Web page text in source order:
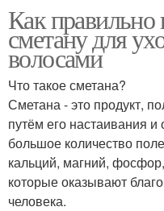
Как правильно
сметану для
волосами
Что такое сметана?
Сметана - это продукт,
путём его настаивания
большое количество
кальций, магний,
которые оказывают
человека.